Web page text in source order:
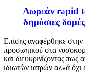
Δωρεάν rapid
δημόσιες δομές
Επίσης αναφέρθηκε
προσωπικού στα
και διευκρινίζοντας πως
ιδιωτών ιατρών αλλά